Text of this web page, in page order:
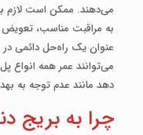
به مراقبت مناسب، تعویض
عنوان یک راه‌حل دائمی در
می‌توانند عمر همه انواع
دهد مانند عدم توجه به
چرا به بریج